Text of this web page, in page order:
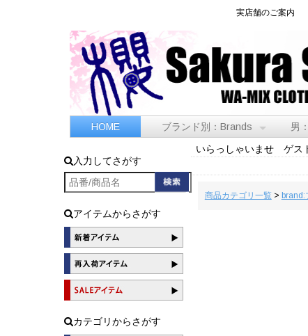
実店舗のご案内
HOME ブランド別：Brands 男
入力してさがす
アイテムからさがす
カテゴリからさがす
いらっしゃいませ ゲス
商品カテゴリ一覧> brand: